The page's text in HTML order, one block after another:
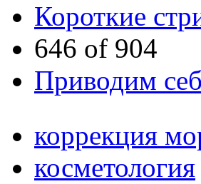
Короткие
646 of 904
Приводим
коррекция
косметология